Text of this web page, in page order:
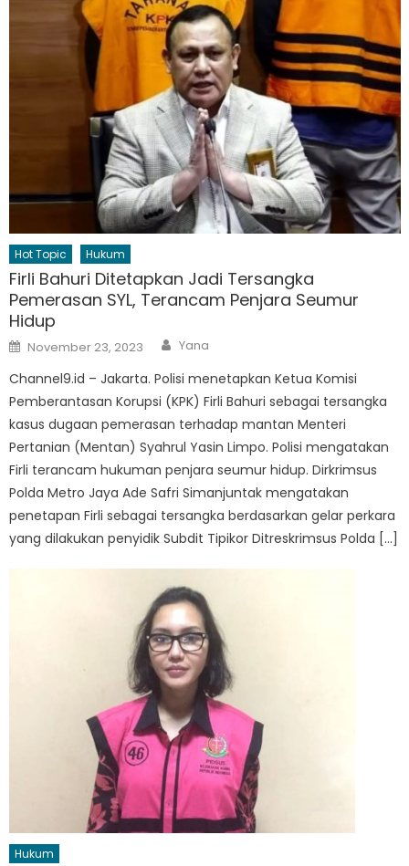
Hot Topic Hukum
Firli Bahuri Ditetapkan Jadi Tersangka
Pemerasan SYL, Terancam Penjara Seumur
Hidup
Posted
on
November 23, 2023 Author
Yana
Channel9.id – Jakarta. Polisi menetapkan Ketua Komisi
Pemberantasan Korupsi (KPK) Firli Bahuri sebagai tersangka
kasus dugaan pemerasan terhadap mantan Menteri
Pertanian (Mentan) Syahrul Yasin Limpo. Polisi mengatakan
Firli terancam hukuman penjara seumur hidup. Dirkrimsus
Polda Metro Jaya Ade Safri Simanjuntak mengatakan
penetapan Firli sebagai tersangka berdasarkan gelar perkara
yang dilakukan penyidik Subdit Tipikor Ditreskrimsus Polda […]
Hukum